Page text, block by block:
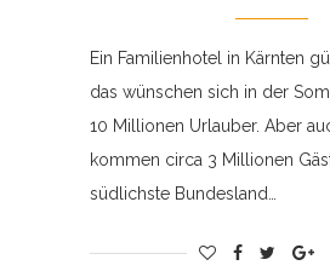
Ein Familienhotel in Kärnten
das wünschen sich in der
10 Millionen Urlauber. Aber
kommen circa 3 Millionen
südlichste Bundesland…